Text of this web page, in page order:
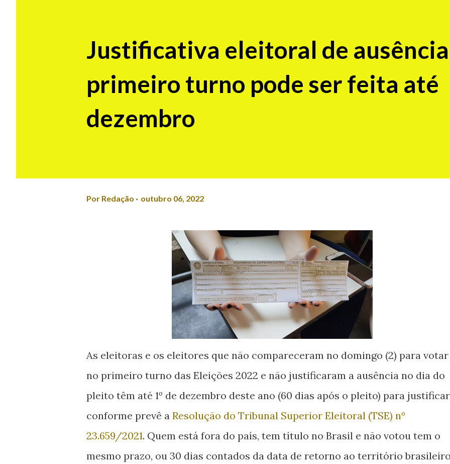
Justificativa eleitoral de
primeiro turno pode ser feita até
dezembro
Por Redação outubro 06, 2022
As eleitoras e os eleitores que não compareceram no domingo (2) para votar
no primeiro turno das Eleições 2022 e não justificaram a ausência no dia do
pleito têm até 1º de dezembro deste ano (60 dias após o pleito) para
conforme prevê a Resolução do Tribunal Superior Eleitoral (TSE) nº
23.659/2021. Quem está fora do país, tem título no Brasil e não votou tem o
mesmo prazo, ou 30 dias contados da data de retorno ao território